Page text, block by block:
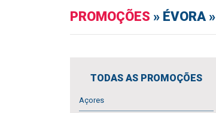
PROMOÇÕES » ÉVORA »
TODAS AS PROMOÇÕES
Açores